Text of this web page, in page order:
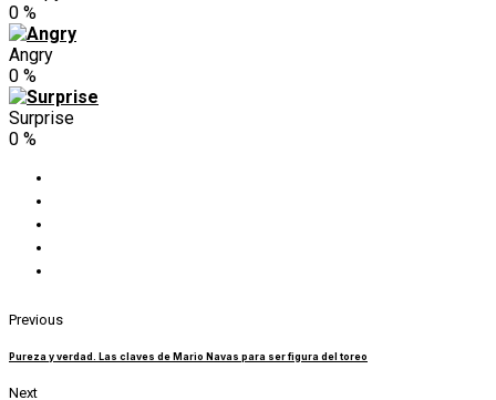
0 %
Angry
0 %
Surprise
0 %
Previous
Pureza y verdad. Las claves de Mario Navas para ser figura del toreo
Next